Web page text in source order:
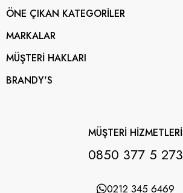
ÖNE ÇIKAN KATEGORİLER
MARKALAR
MÜŞTERİ HAKLARI
BRANDY'S
MÜŞTERİ HİZMETLERİ
0850 377 5 273
0212 345 6469